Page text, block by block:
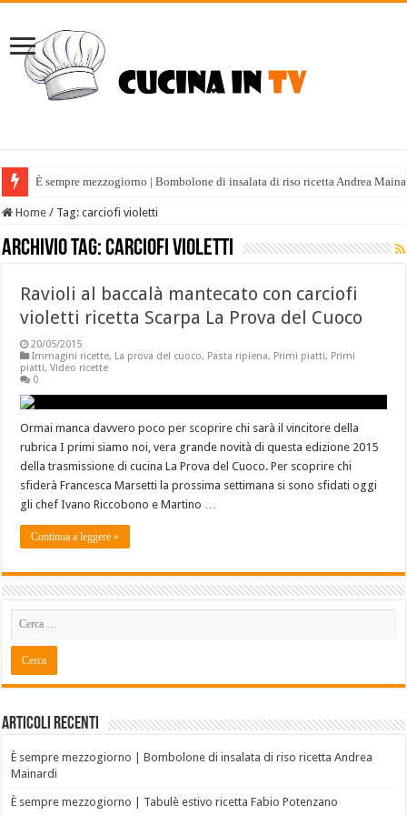
È sempre mezzogiorno | Bombolone di insalata di riso ricetta Andrea
Home / Tag:carciofi violetti
Archivio tag:carciofi violetti
Ravioli al baccalà mantecato con carciofi
violetti ricetta Scarpa La Prova del Cuoco
20/05/2015
Immagini ricette, La prova del cuoco, Pasta ripiena, Primi piatti, Primi
piatti,Video ricette
0
Ormai manca davvero poco per scoprire chi sarà il vincitore della
rubrica I primi siamo noi, vera grande novità di questa edizione 2015
della trasmissione di cucina La Prova del Cuoco. Per scoprire chi
sfiderà Francesca Marsetti la prossima settimana si sono sfidati oggi
gli chef Ivano Riccobono e Martino …
Continua a leggere »
Articoli recenti
È sempre mezzogiorno | Bombolone di insalata di riso ricetta Andrea
Mainardi
È sempre mezzogiorno | Tabulè estivo ricetta Fabio Potenzano